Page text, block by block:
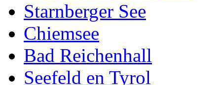
Starnberger See
Chiemsee
Bad Reichenhall
Seefeld en Tyrol